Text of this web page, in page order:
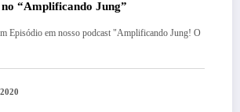
“Amplificando Jung”
Episódio em nosso podcast "Amplificando Jung! O